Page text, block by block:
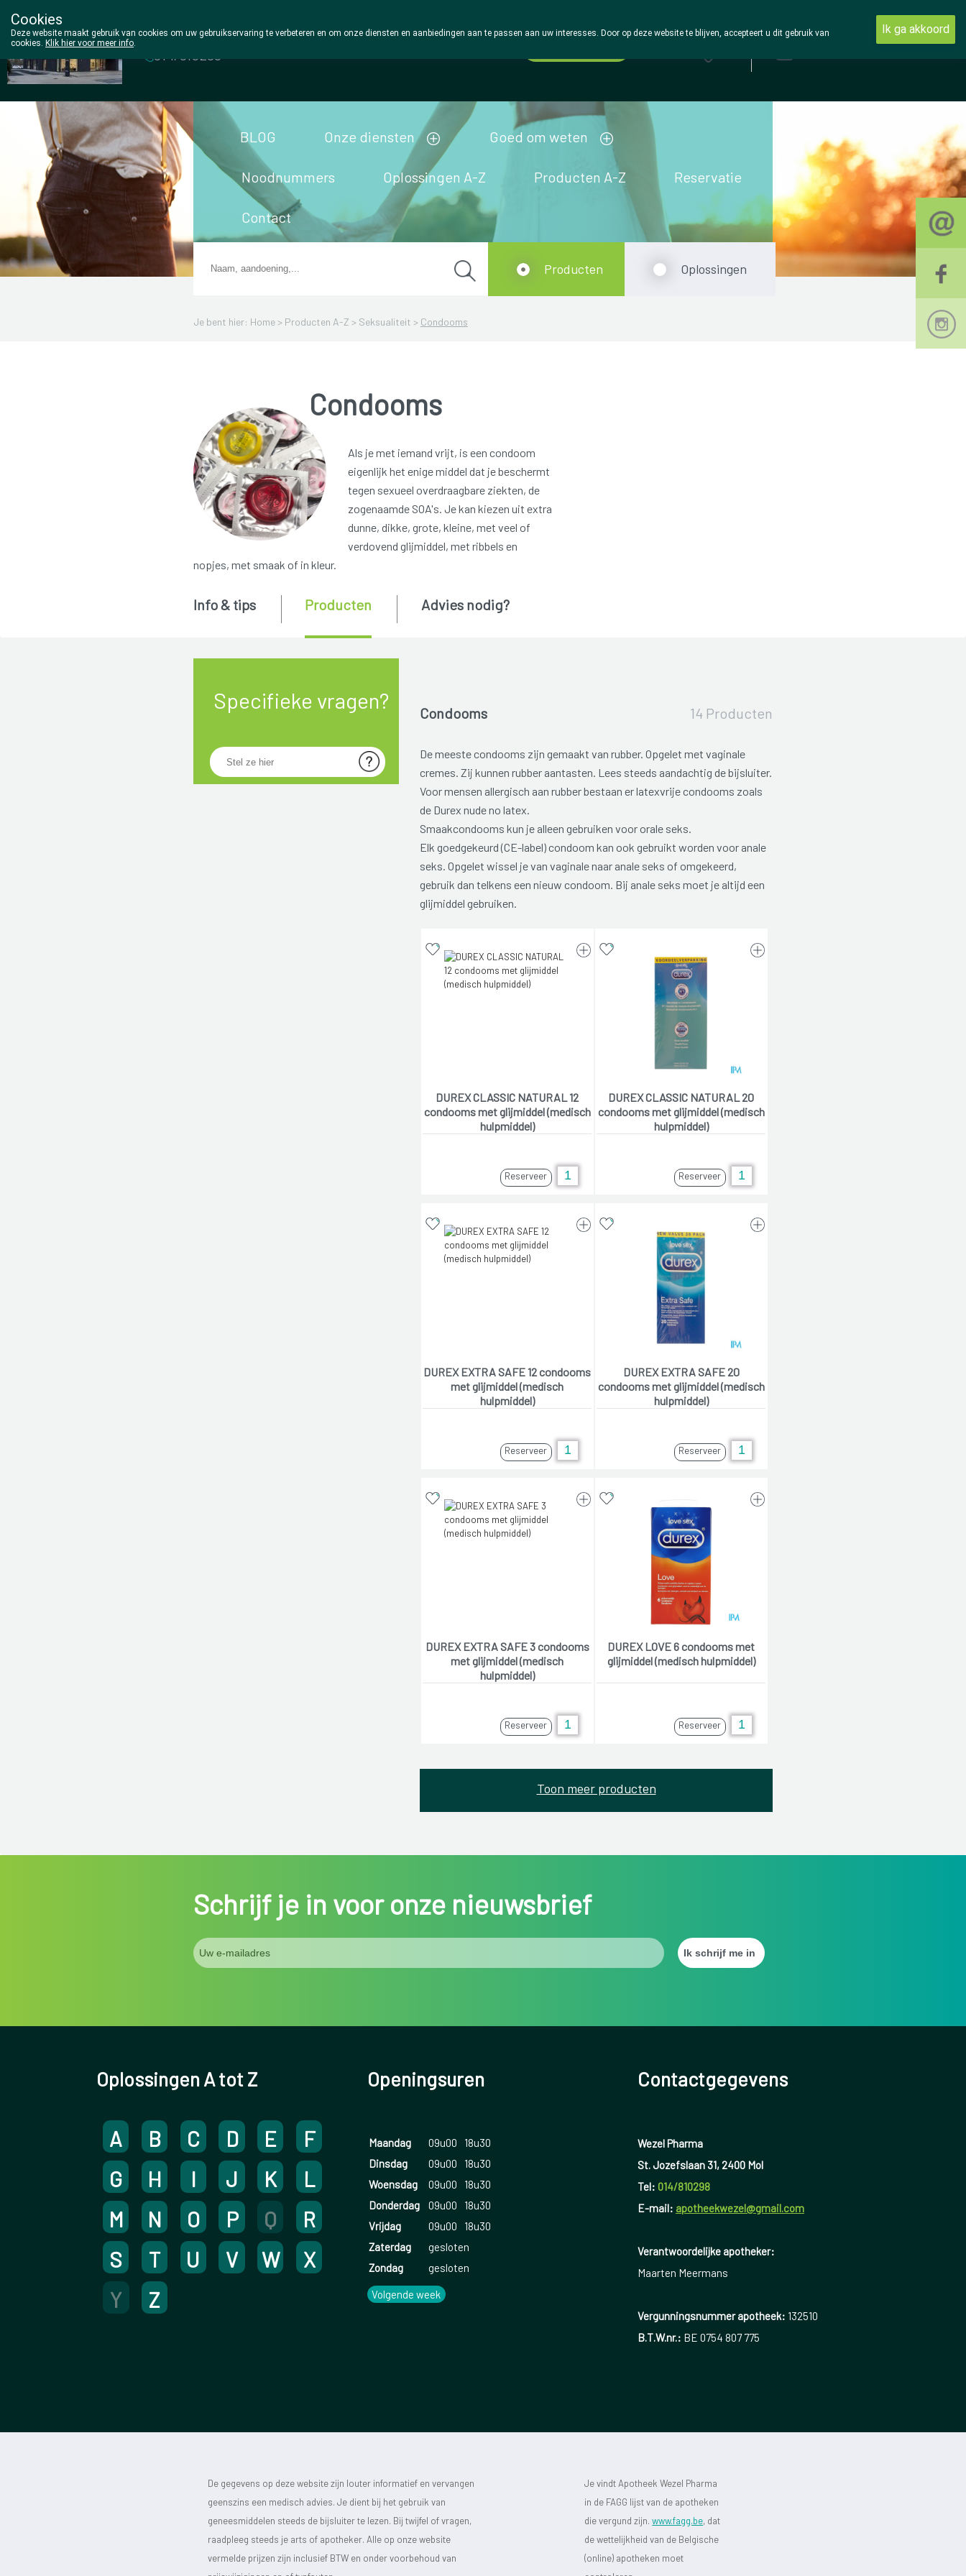
Wezel Pharma
014/810298
BLOG Onze diensten Goed om weten
Noodnummers Oplossingen A-Z Producten A-Z Reservatie
Contact
Je bent hier: Home > Producten A-Z > Seksualiteit > Condooms
Producten Oplossingen
Condooms
Als je met iemand vrijt, is een condoom
eigenlijk het enige middel dat je beschermt
tegen sexueel overdraagbare ziekten, de
zogenaamde SOA's. Je kan kiezen uit extra
dunne, dikke, grote, kleine, met veel of
verdovend glijmiddel, met ribbels en
nopjes, met smaak of in kleur.
Specifieke vragen?
Info & tips Producten Advies nodig?
Condooms 14 Producten
De meeste condooms zijn gemaakt van rubber. Opgelet met vaginale
cremes. Zij kunnen rubber aantasten. Lees steeds aandachtig de bijsluiter.
Voor mensen allergisch aan rubber bestaan er latexvrije condooms zoals
de Durex nude no latex.
Smaakcondooms kun je alleen gebruiken voor orale seks.
Elk goedgekeurd (CE-label) condoom kan ook gebruikt worden voor anale
seks. Opgelet wissel je van vaginale naar anale seks of omgekeerd,
gebruik dan telkens een nieuw condoom. Bij anale seks moet je altijd een
glijmiddel gebruiken.
DUREX CLASSIC NATURAL 12
condooms met glijmiddel (medisch
hulpmiddel)
Reserveer
DUREX CLASSIC NATURAL 20
condooms met glijmiddel (medisch
hulpmiddel)
Reserveer
DUREX EXTRA SAFE 12 condooms
met glijmiddel (medisch
hulpmiddel)
Reserveer
DUREX EXTRA SAFE 20
condooms met glijmiddel (medisch
hulpmiddel)
Reserveer
DUREX EXTRA SAFE 3 condooms
met glijmiddel (medisch
hulpmiddel)
Reserveer
DUREX LOVE 6 condooms met
glijmiddel (medisch hulpmiddel)
Reserveer
Toon meer producten
Schrijf je in voor onze nieuwsbrief
Oplossingen A tot Z
A B C D E
F
G
H I J K
L
M
N O P Q
R
S
T U V W
X
Y
Z
Openingsuren
Maandag 09u00
18u30
Dinsdag
09u00
18u30
Woensdag
09u00
18u30
Donderdag
09u00
18u30
Vrijdag
09u00
18u30
Zaterdag
gesloten
Zondag
gesloten
Volgende week
Contactgegevens
Wezel Pharma
St. Jozefslaan 31, 2400 Mol
Tel: 014/810298
E-mail: apotheekwezel@gmail.com
Verantwoordelijke apotheker:
Maarten Meermans
Vergunningsnummer apotheek: 132510
B.T.W.nr.: BE 0754 807 775
De gegevens op deze website zijn louter informatief en vervangen
geenszins een medisch advies. Je dient bij het gebruik van
geneesmiddelen steeds de bijsluiter te lezen. Bij twijfel of vragen,
raadpleeg steeds je arts of apotheker. Alle op onze website
vermelde prijzen zijn inclusief BTW en onder voorbehoud van
Je vindt Apotheek Wezel Pharma
in de FAGG lijst van de apotheken
die vergund zijn.www.fagg.be, dat
de wettelijkheid van de Belgische
(online) apotheken moet
Cookies
Deze website maakt gebruik van cookies om uw gebruikservaring te verbeteren en om onze diensten en aanbiedingen aan te passen aan uw interesses. Door op deze website te blijven, accepteert u dit gebruik van
cookies. Klik hier voor meer info.
Ik ga akkoord